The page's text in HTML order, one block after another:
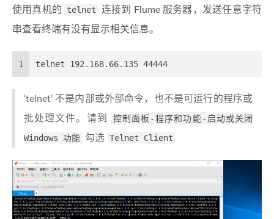
使用真机的 telnet
连接到 Flume 服务器，发送任意字符
串查看终端有没有显示相关信息。
1 telnet 192.168.66.135 44444
‘telnet’ 不是内部或外部命令，也不是可运行的程序或
批处理文件。请到
控制面板-程序和功能-启动或关闭
Windows 功能 勾选 Telnet Client